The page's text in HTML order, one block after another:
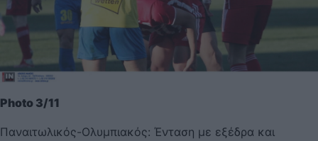
Photo 3/11
Παναιτωλικός-Ολυμπιακός: Ένταση με εξέδρα και